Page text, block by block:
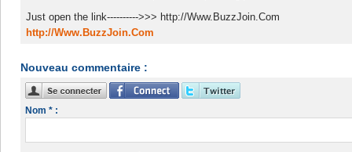
Just open the link---------->>> http://Www.BuzzJoin.Com
http://Www.BuzzJoin.Com
Nouveau commentaire :
Nom * :